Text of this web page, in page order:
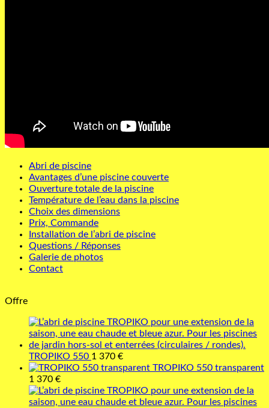
Abri de piscine
Avantages d’une piscine couverte
Ouverture totale de la piscine
Température de l’eau dans la piscine
Choix des dimensions
Prix, Commande
Installation de l’abri de piscine
Questions / Réponses
Galerie de photos
Contact
Offre
TROPIKO 550 1 370 €
TROPIKO 550 transparent
1 370 €